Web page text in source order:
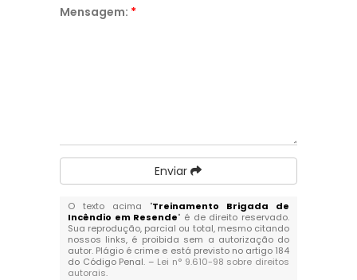
Mensagem: *
Enviar
O texto acima "Treinamento Brigada de
Incêndio em Resende" é de direito reservado.
Sua reprodução, parcial ou total, mesmo citando
nossos links, é proibida sem a autorização do
autor. Plágio é crime e está previsto no artigo 184
do Código Penal. – Lei n° 9.610-98 sobre direitos
autorais.